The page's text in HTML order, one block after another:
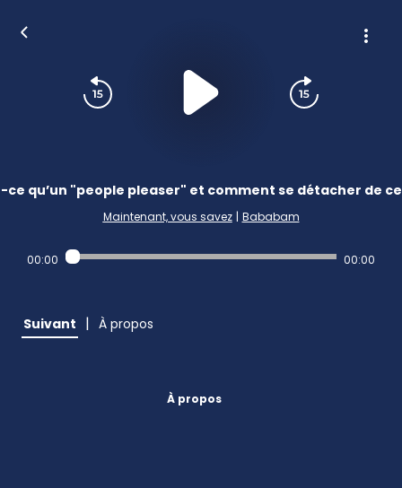
ce qu’un "people pleaser" et comment se détacher de
Maintenant, vous savez | Bababam
00:00 00:00
Suivant | À propos
À propos